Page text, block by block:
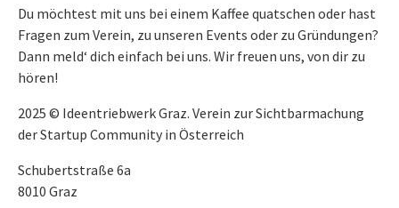
Du möchtest mit uns bei einem Kaffee quatschen oder hast
Fragen zum Verein, zu unseren Events oder zu Gründungen?
Dann meld‘ dich einfach bei uns. Wir freuen uns, von dir zu
hören!
2025 © Ideentriebwerk Graz. Verein zur Sichtbarmachung
der Startup Community in Österreich
Schubertstraße 6a
8010 Graz